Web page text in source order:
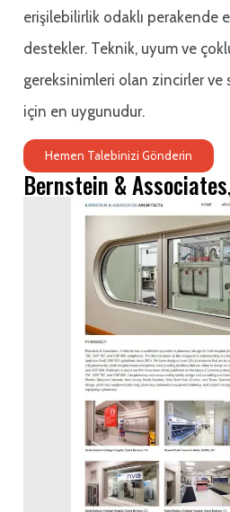
erişilebilirlik odaklı perakende
destekler. Teknik, uyum ve
gereksinimleri olan zincirler ve
için en uygunudur.
Hemen Talebinizi Gönderin
Bernstein &